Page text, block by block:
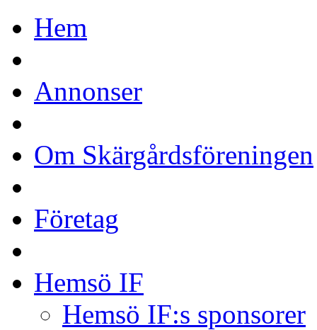
Hem
Annonser
Om Skärgårdsföreningen
Företag
Hemsö IF
Hemsö IF:s sponsorer